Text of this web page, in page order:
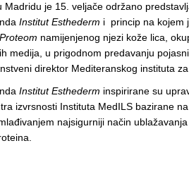
u Madridu je 15. veljače održano
Institut Esthederm i princip na kojem
namijenjenog njezi kože lica,
medija, u prigodnom predavanju
direktor Mediteranskog instituta
Institut Esthederm inspirirane su
izvrsnosti Instituta MedILS bazirane
najsigurniji način